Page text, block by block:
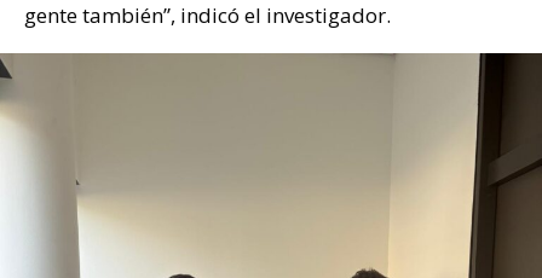
gente también”, indicó el investigador.